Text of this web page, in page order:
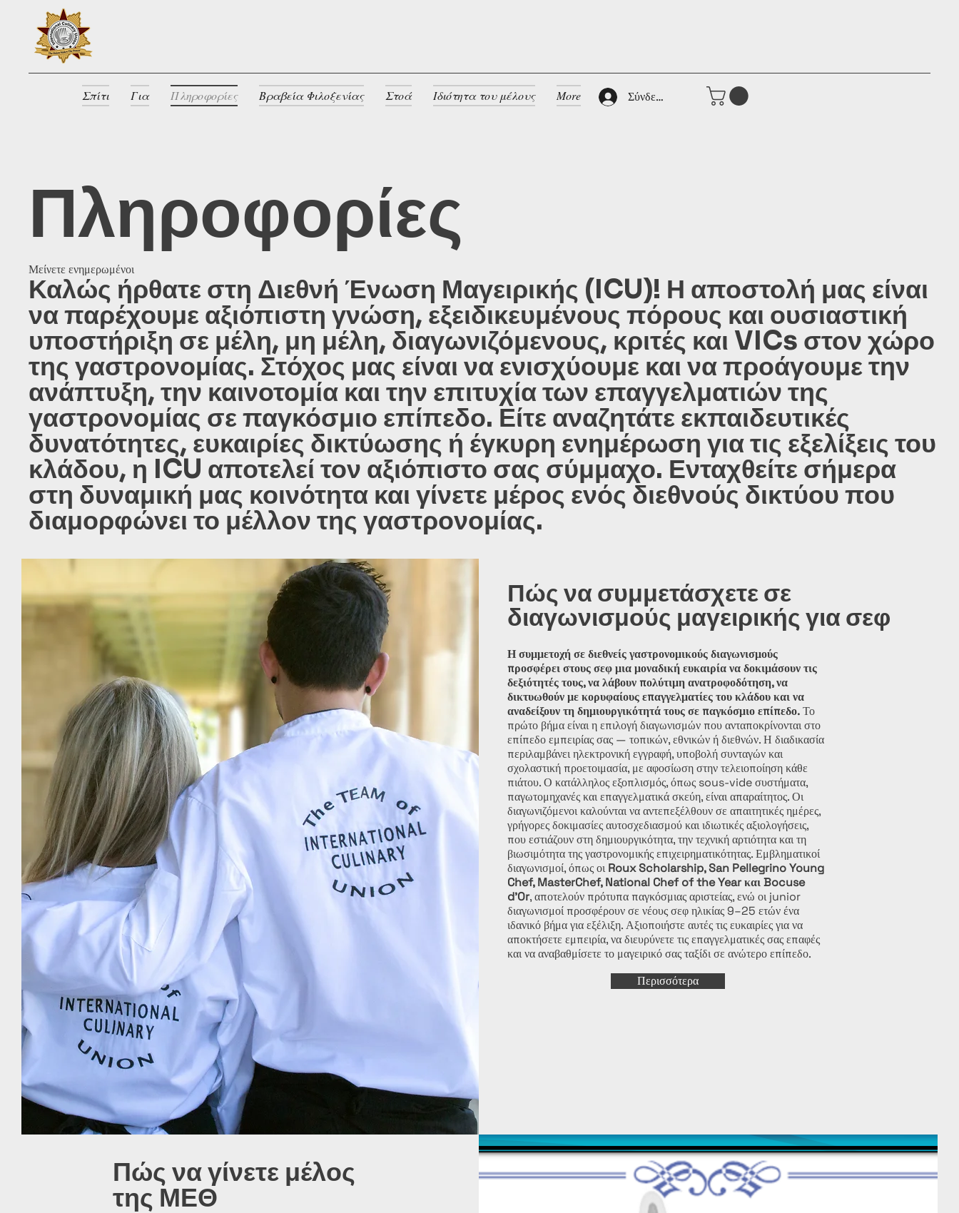
Σπίτι Για Πληροφορίες Βραβεία Φιλοξενίας Στοά Ιδιότητα του μέλους More Σύνδεση
Πληροφορίες
Μείνετε ενημερωμένοι
Καλώς ήρθατε στη Διεθνή Ένωση Μαγειρικής (ICU)! Η αποστολή μας είναι
να παρέχουμε αξιόπιστη γνώση, εξειδικευμένους πόρους και ουσιαστική
υποστήριξη σε μέλη, μη μέλη, διαγωνιζόμενους, κριτές και VICs στον χώρο
της γαστρονομίας. Στόχος μας είναι να ενισχύουμε και να προάγουμε την
ανάπτυξη, την καινοτομία και την επιτυχία των επαγγελματιών της
γαστρονομίας σε παγκόσμιο επίπεδο. Είτε αναζητάτε εκπαιδευτικές
δυνατότητες, ευκαιρίες δικτύωσης ή έγκυρη ενημέρωση για τις εξελίξεις του
κλάδου, η ICU αποτελεί τον αξιόπιστο σας σύμμαχο. Ενταχθείτε σήμερα
στη δυναμική μας κοινότητα και γίνετε μέρος ενός διεθνούς δικτύου που
διαμορφώνει το μέλλον της γαστρονομίας.
Πώς να συμμετάσχετε σε
διαγωνισμούς μαγειρικής για σεφ
Η συμμετοχή σε διεθνείς γαστρονομικούς διαγωνισμούς
προσφέρει στους σεφ μια μοναδική ευκαιρία να δοκιμάσουν τις
δεξιότητές τους, να λάβουν πολύτιμη ανατροφοδότηση, να
δικτυωθούν με κορυφαίους επαγγελματίες του κλάδου και να
αναδείξουν τη δημιουργικότητά τους σε παγκόσμιο επίπεδο.Το
πρώτο βήμα είναι η επιλογή διαγωνισμών που ανταποκρίνονται στο
επίπεδο εμπειρίας σας — τοπικών, εθνικών ή διεθνών. Η διαδικασία
περιλαμβάνει ηλεκτρονική εγγραφή, υποβολή συνταγών και
σχολαστική προετοιμασία, με αφοσίωση στην τελειοποίηση κάθε
πιάτου. Ο κατάλληλος εξοπλισμός, όπως sous-vide συστήματα,
παγωτομηχανές και επαγγελματικά σκεύη, είναι απαραίτητος. Οι
διαγωνιζόμενοι καλούνται να αντεπεξέλθουν σε απαιτητικές ημέρες,
γρήγορες δοκιμασίες αυτοσχεδιασμού και ιδιωτικές αξιολογήσεις,
που εστιάζουν στη δημιουργικότητα, την τεχνική αρτιότητα και τη
βιωσιμότητα της γαστρονομικής επιχειρηματικότητας. Εμβληματικοί
διαγωνισμοί, όπως οι Roux Scholarship, San Pellegrino Young
Chef, MasterChef, National Chef of the Year και Bocuse
d’Or, αποτελούν πρότυπα παγκόσμιας αριστείας, ενώ οι junior
διαγωνισμοί προσφέρουν σε νέους σεφ ηλικίας 9–25 ετών ένα
ιδανικό βήμα για εξέλιξη. Αξιοποιήστε αυτές τις ευκαιρίες για να
αποκτήσετε εμπειρία, να διευρύνετε τις επαγγελματικές σας επαφές
και να αναβαθμίσετε το μαγειρικό σας ταξίδι σε ανώτερο επίπεδο.
Περισσότερα
Πώς να γίνετε μέλος
της ΜΕΘ